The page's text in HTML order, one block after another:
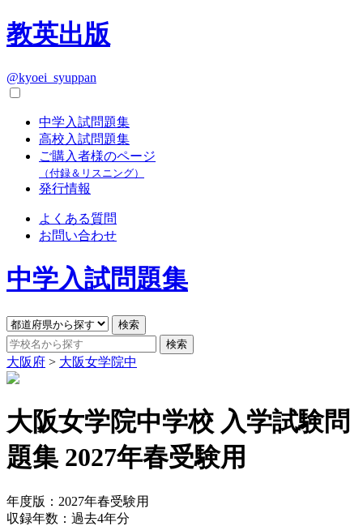
教英出版
@kyoei_syuppan
中学入試問題集
高校入試問題集
ご購入者様のページ
（付録＆リスニング）
発行情報
よくある質問
お問い合わせ
中学入試問題集
大阪府 > 大阪女学院中
大阪女学院中学校 入学試験問
題集 2027年春受験用
年度版： 2027年春受験用
収録年数： 過去4年分